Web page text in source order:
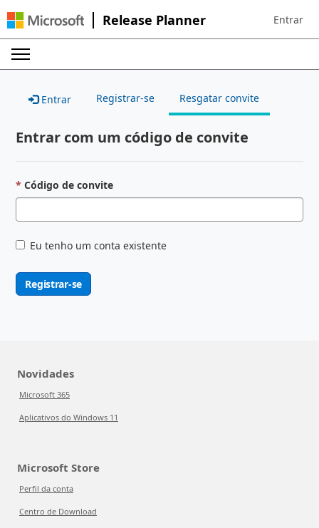
Release Planner Sign in to
Entrar
Entrar Registrar-se Resgatar convite
Entrar com um código de convite
Código de convite
Eu tenho um conta existente
Registrar-se
Novidades
Microsoft 365
Aplicativos do Windows 11
Microsoft Store
Perfil da conta
Centro de Download